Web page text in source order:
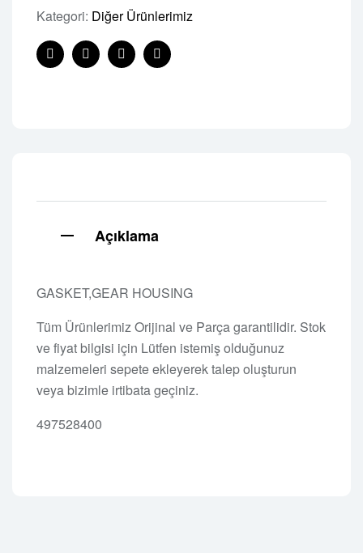
Kategori: Diğer Ürünlerimiz
FacebookTwitterLinkedinPinterest
Açıklama
GASKET,GEAR HOUSING
Tüm Ürünlerimiz Orijinal ve Parça garantilidir. Stok
ve fiyat bilgisi için Lütfen istemiş olduğunuz
malzemeleri sepete ekleyerek talep oluşturun
veya bizimle irtibata geçiniz.
497528400